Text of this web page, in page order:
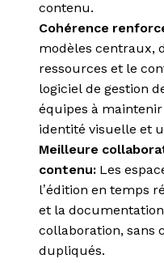
contenu.
Cohérence
modèles centraux,
ressources et le
logiciel de gestion
équipes à
identité visuelle et
Meilleure
contenu: Les
l’édition en temps
et la
collaboration, sans
dupliqués.